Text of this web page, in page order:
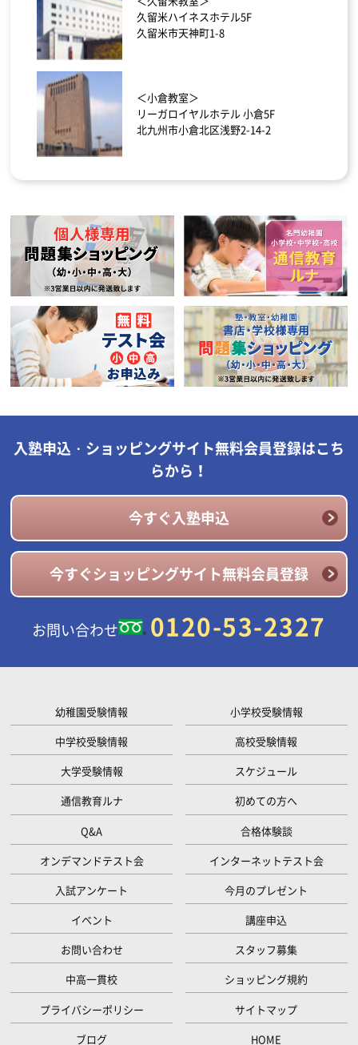
久留米ハイネスホテル5F
久留米市天神町1-8
＜小倉教室＞
リーガロイヤルホテル 小倉5F
北九州市小倉北区浅野2-14-2
入塾申込・ショッピングサイト無料会員登録はこち
らから！
今すぐ入塾申込
今すぐショッピングサイト無料会員登録
お問い合わせ 0120-53-2327
幼稚園受験情報
小学校受験情報
中学校受験情報
高校受験情報
大学受験情報
スケジュール
通信教育ルナ
初めての方へ
Q&A
合格体験談
オンデマンドテスト会
インターネットテスト会
入試アンケート
今月のプレゼント
イベント
講座申込
お問い合わせ
スタッフ募集
中高一貫校
ショッピング規約
プライバシーポリシー
サイトマップ
ブログ
HOME